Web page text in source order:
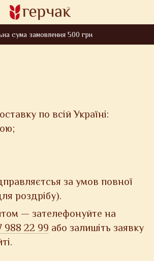
сума замовлення 500 грн
по всій Україні:
за умов повної
роздрібу).
— зателефонуйте на
988 22 99 або залишіть заявку